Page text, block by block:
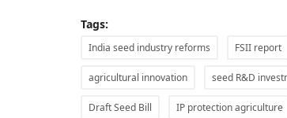
Tags:
India seed industry reforms FSII report
agricultural innovation seed R&D
Draft Seed Bill IP protection agriculture
वापसी, लेफ्ट का
जंतर मंतर से संसद तक युवाओं का